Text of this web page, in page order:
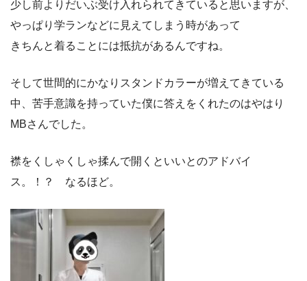
少し前よりだいぶ受け入れられてきていると思いますが、
やっぱり学ランなどに見えてしまう時があって
きちんと着ることには抵抗があるんですね。
そして世間的にかなりスタンドカラーが増えてきている
中、苦手意識を持っていた僕に答えをくれたのはやはり
MBさんでした。
襟をくしゃくしゃ揉んで開くといいとのアドバイ
ス。！？ なるほど。